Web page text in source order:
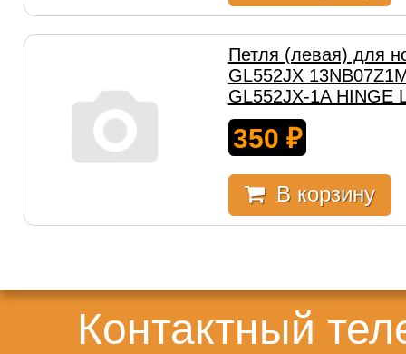
Петля (левая) для
GL552JX
GL552JX-1A HINGE
350 ₽
В корзину
Контактный